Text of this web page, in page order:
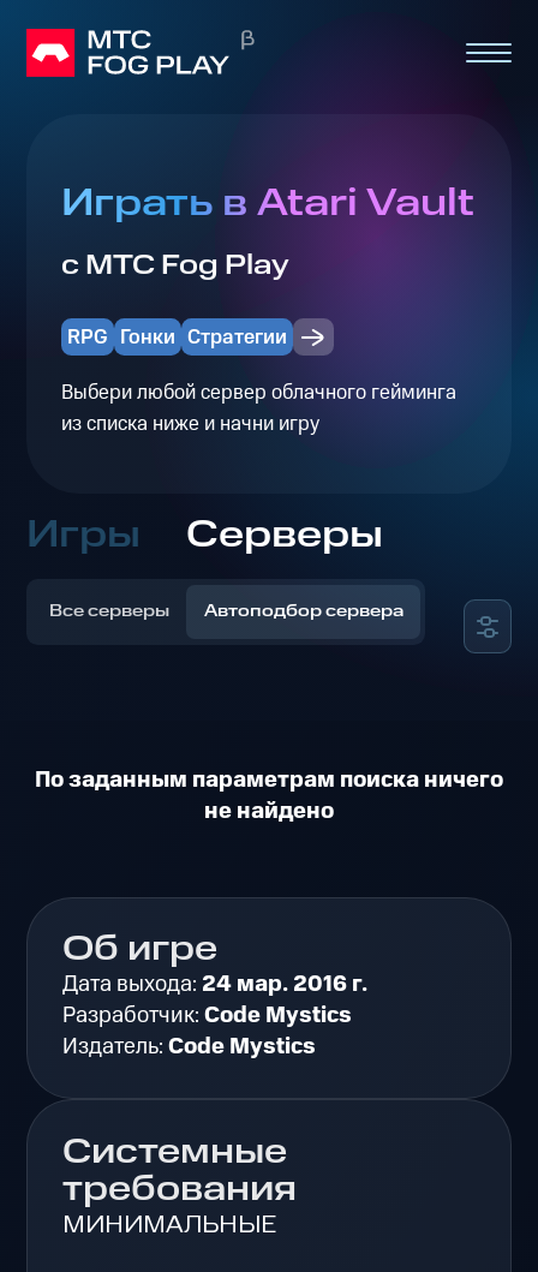
Играть в Atari Vault
с МТС Fog Play
RPG Гонки Стратегии
Выбери любой сервер облачного гейминга
из списка ниже и начни игру
Игры Серверы
Все серверы Автоподбор сервера
По заданным параметрам поиска ничего
не найдено
Об игре
Дата выхода: 24 мар. 2016 г.
Разработчик:Code Mystics
Издатель:Code Mystics
Системные
требования
МИНИМАЛЬНЫЕ